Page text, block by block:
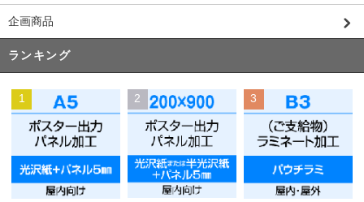
企画商品
ランキング
1 2 3